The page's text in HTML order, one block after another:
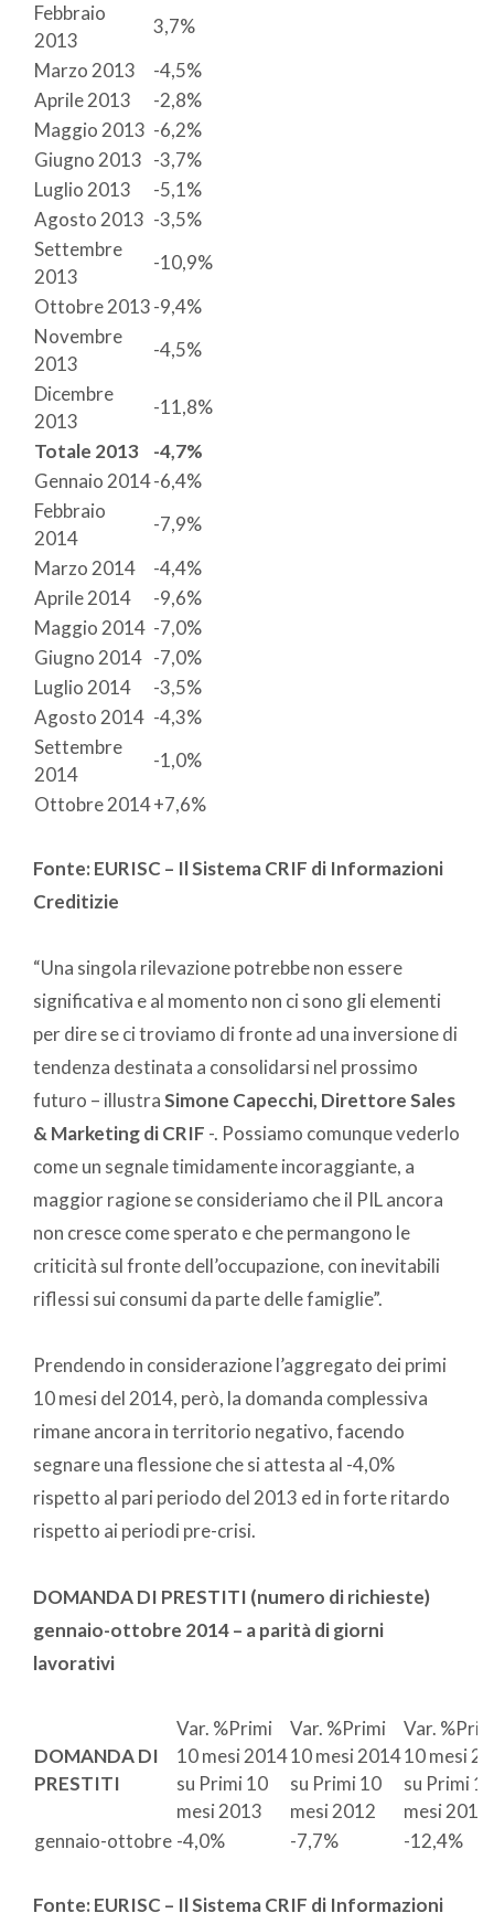
​Febbraio
2013
​3,7%
Marzo 2013
​-4,5%
​Aprile 2013
​-2,8%
​Maggio 2013 -6,2%
​Giugno 2013 -3,7%
​Luglio 2013
-5,1%
​Agosto 2013 -3,5%​
​Settembre
2013
​-10,9%
​Ottobre 2013​-9,4%
​Novembre
2013
​-4,5%
​Dicembre
2013
-11,8%
Totale 2013
-4,7%
​Gennaio 2014​-6,4%
​Febbraio
2014
​-7,9%
​Marzo 2014
​-4,4%
​Aprile 2014
​-9,6%
​Maggio 2014 ​-7,0%
​Giugno 2014 ​-7,0%
​Luglio 2014
​-3,5%
​Agosto 2014 ​-4,3%
​Settembre
2014
​-1,0%
​Ottobre 2014​+7,6%
Fonte: EURISC – Il Sistema CRIF di Informazioni
Creditizie
“Una singola rilevazione potrebbe non essere
significativa e al momento non ci sono gli elementi
per dire se ci troviamo di fronte ad una inversione di
tendenza destinata a consolidarsi nel prossimo
futuro – illustraSimone Capecchi, Direttore Sales
& Marketing di CRIF -. Possiamo comunque vederlo
come un segnale timidamente incoraggiante, a
maggior ragione se consideriamo che il PIL ancora
non cresce come sperato e che permangono le
criticità sul fronte dell’occupazione, con inevitabili
riflessi sui consumi da parte delle famiglie”.
Prendendo in considerazione l’aggregato dei primi
10 mesi del 2014, però, la domanda complessiva
rimane ancora in territorio negativo, facendo
segnare una flessione che si attesta al -4,0%
rispetto al pari periodo del 2013 ed in forte ritardo
rispetto ai periodi pre-crisi.
DOMANDA DI PRESTITI (numero di richieste)
gennaio-ottobre 2014 – a parità di giorni
lavorativi
DOMANDA DI
PRESTITI
Var. %Primi
10 mesi 2014
su Primi 10
mesi 2013
Var. %Primi
10 mesi 2014
su Primi 10
mesi 2012
Var.
10 mesi
su Primi 10
mesi 2011
gennaio-ottobre -4,0% -7,7% -12,4%
Fonte: EURISC – Il Sistema CRIF di Informazioni